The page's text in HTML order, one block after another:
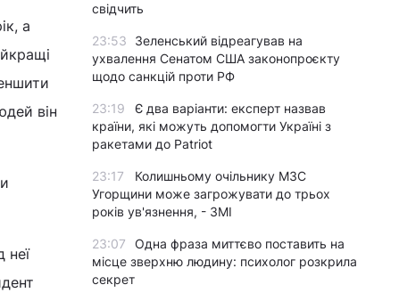
а
він
неї
свідчить
23:53
Зеленський відреагував на
ухвалення Сенатом США законопроєкту
щодо санкцій проти РФ
23:19
Є два варіанти: експерт назвав
країни, які можуть допомогти Україні з
ракетами до Patriot
23:17
Колишньому очільнику МЗС
Угорщини може загрожувати до трьох
років ув'язнення, - ЗМІ
23:07
Одна фраза миттєво поставить на
місце зверхню людину: психолог розкрила
секрет